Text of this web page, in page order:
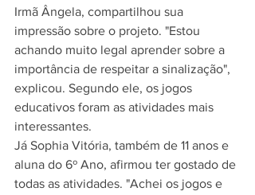
Irmã Ângela, compartilhou sua
impressão sobre o projeto. "Estou
achando muito legal aprender sobre a
importância de respeitar a sinalização",
explicou. Segundo ele, os jogos
educativos foram as atividades mais
interessantes.
Já Sophia Vitória, também de 11 anos e
aluna do 6º Ano, afirmou ter gostado de
todas as atividades. "Achei os jogos e